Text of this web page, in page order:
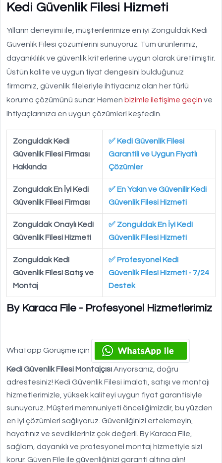
Kedi Güvenlik Filesi Hizmeti
Yılların deneyimi ile, müşterilerimize en iyi Zonguldak Kedi
Güvenlik Filesi çözümlerini sunuyoruz. Tüm ürünlerimiz,
dayanıklılık ve güvenlik kriterlerine uygun olarak üretilmiştir.
Üstün kalite ve uygun fiyat dengesini bulduğunuz
firmamız, güvenlik fileleriyle ihtiyacınız olan her türlü
koruma çözümünü sunar. Hemen bizimle iletişime geçin ve
ihtiyaçlarınıza en uygun çözümleri keşfedin.
By Karaca File - Profesyonel Hizmetlerimiz
Zonguldak Kedi
Güvenlik Filesi Firması
Hakkında
✅ Kedi Güvenlik Filesi
Garantili ve Uygun Fiyatlı
Çözümler
Zonguldak En İyi Kedi
Güvenlik Filesi Firması
✅ En Yakın ve Güvenilir Kedi
Güvenlik Filesi Hizmeti
Zonguldak Onaylı Kedi
Güvenlik Filesi Hizmeti
✅ Zonguldak En İyi Kedi
Güvenlik Filesi Hizmeti
Zonguldak Kedi
Güvenlik Filesi Satış ve
Montaj
✅ Profesyonel Kedi
Güvenlik Filesi Hizmeti - 7/24
Destek
Whatapp Görüşme için
Kedi Güvenlik Filesi MontajçısıArıyorsanız, doğru
adrestesiniz! Kedi Güvenlik Filesi imalatı, satışı ve montajı
hizmetlerimizle, yüksek kaliteyi uygun fiyat garantisiyle
sunuyoruz. Müşteri memnuniyeti önceliğimizdir, bu yüzden
en iyi çözümleri sağlıyoruz. Güvenliğinizi ertelemeyin,
hayatınız ve sevdikleriniz çok değerli. By Karaca File,
sağlam, dayanıklı ve profesyonel montaj hizmetiyle sizi
korur. Güven File ile güvenliğinizi garanti altına alın!